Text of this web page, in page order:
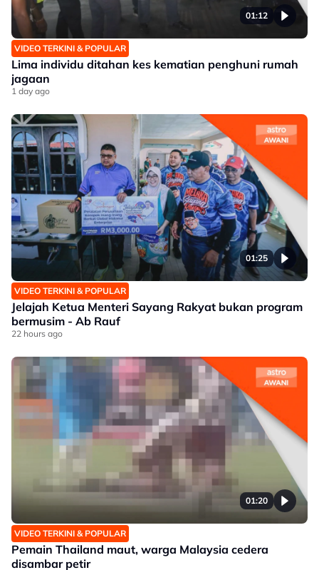
01:12
VIDEO TERKINI & POPULAR
Lima individu ditahan kes kematian penghuni rumah
jagaan
1 day ago
01:25
VIDEO TERKINI & POPULAR
Jelajah Ketua Menteri Sayang Rakyat bukan program
bermusim - Ab Rauf
22 hours ago
01:20
VIDEO TERKINI & POPULAR
Pemain Thailand maut, warga Malaysia cedera
disambar petir